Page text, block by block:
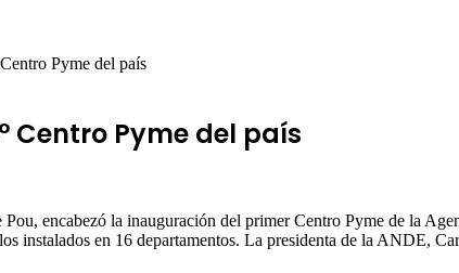
Pyme del país
Centro Pyme del país
encabezó la inauguración del primer Centro Pyme de la
instalados en 16 departamentos. La presidenta de la ANDE,